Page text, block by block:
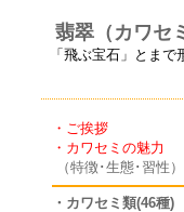
翡翠（カワセ
「飛ぶ宝石」とま
・ご挨拶
・カワセミの魅力
（特徴･生態･習性）
・カワセミ類(46種)